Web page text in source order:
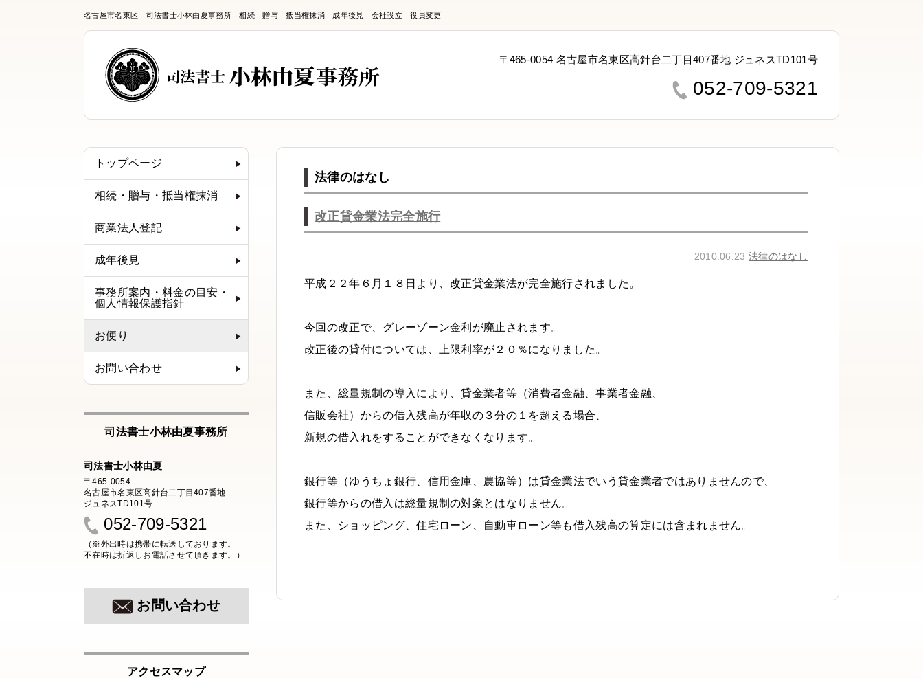
名古屋市名東区 司法書士小林由夏事務所 相続 贈与 抵当権抹消 成年後見 会社設立 役員変更
〒465-0054 名古屋市名東区高針台二丁目407番地 ジュネスTD101号
052-709-5321
トップページ
相続・贈与・抵当権抹消
商業法人登記
成年後見
事務所案内・料金の目安・
個人情報保護指針
お便り
お問い合わせ
司法書士小林由夏事務所
司法書士小林由夏
〒465-0054
名古屋市名東区高針台二丁目407番地
ジュネスTD101号
052-709-5321
（※外出時は携帯に転送しております。
不在時は折返しお電話させて頂きます。）
お問い合わせ
アクセスマップ
法律のはなし
改正貸金業法完全施行
2010.06.23法律のはなし
平成２２年６月１８日より、改正貸金業法が完全施行されました。
今回の改正で、グレーゾーン金利が廃止されます。
改正後の貸付については、上限利率が２０％になりました。
また、総量規制の導入により、貸金業者等（消費者金融、事業者金融、
信販会社）からの借入残高が年収の３分の１を超える場合、
新規の借入れをすることができなくなります。
銀行等（ゆうちょ銀行、信用金庫、農協等）は貸金業法でいう貸金業者ではありませんので、
銀行等からの借入は総量規制の対象とはなりません。
また、ショッピング、住宅ローン、自動車ローン等も借入残高の算定には含まれません。